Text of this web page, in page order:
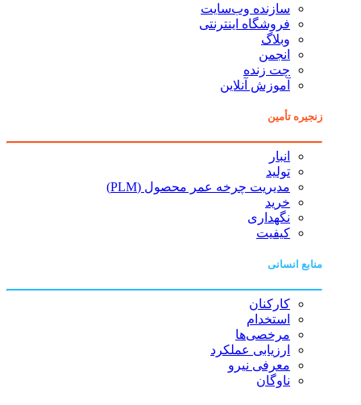
سازنده وب‌سایت
فروشگاه اینترنتی
وبلاگ
انجمن
چت زنده
آموزش آنلاین
زنجیره تأمین
انبار
تولید
مدیریت چرخه عمر محصول (PLM)
خرید
نگهداری
کیفیت
منابع انسانی
کارکنان
استخدام
مرخصی‌ها
ارزیابی عملکرد
معرفی نیرو
ناوگان